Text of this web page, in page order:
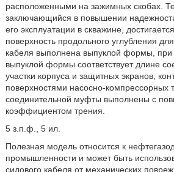
расположенными на зажимных скобах.
заключающийся в повышении
его эксплуатации в скважине,
поверхность продольного углубления
кабеля выполнена выпуклой формы, при
выпуклой формы соответствует длине
участки корпуса и защитных экранов,
поверхностями насосно-компрессорных
соединительной муфты выполнены с
коэффициентом трения.
5 з.п.ф., 5 ил.
Полезная модель относится к
промышленности и может быть
силового кабеля от механических